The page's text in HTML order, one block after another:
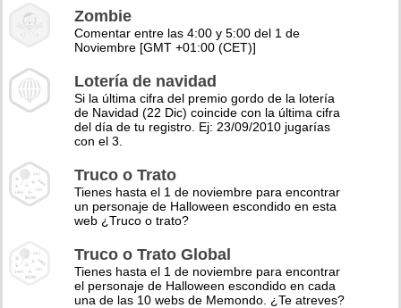
Zombie
Comentar entre las 4:00 y 5:00 del 1 de
Noviembre [GMT +01:00 (CET)]
Lotería de navidad
Si la última cifra del premio gordo de la lotería
de Navidad (22 Dic) coincide con la última cifra
del día de tu registro. Ej: 23/09/2010 jugarías
con el 3.
Truco o Trato
Tienes hasta el 1 de noviembre para encontrar
un personaje de Halloween escondido en esta
web ¿Truco o trato?
Truco o Trato Global
Tienes hasta el 1 de noviembre para encontrar
el personaje de Halloween escondido en cada
una de las 10 webs de Memondo. ¿Te atreves?